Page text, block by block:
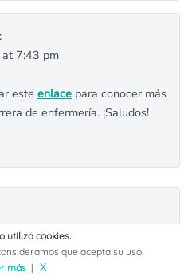
7:43 pm
este enlace para conocer más
de enfermería. ¡Saludos!
am
para Medicina en la
Visitando el sitio web de la univ
utiliza cookies.
que acepta su uso.
más| X